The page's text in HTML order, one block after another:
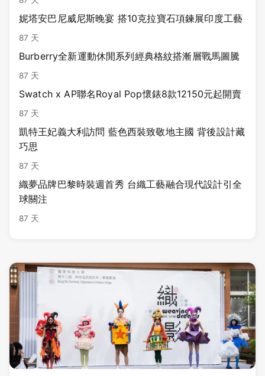
妮塔安巴尼威尼斯晚宴 搭10克拉寶石項鍊展印度工藝
87 天
Burberry全新運動休閒系列經典格紋搭漸層戰馬圖騰
87 天
Swatch x AP聯名Royal Pop懷錶8款12150元起開賣
87 天
凱特王妃義大利訪問 藍色西裝致敬地主國 背後設計藏
巧思
87 天
織夢品牌巴黎時裝週首秀 台織工藝融合現代設計引全
球關注
87 天